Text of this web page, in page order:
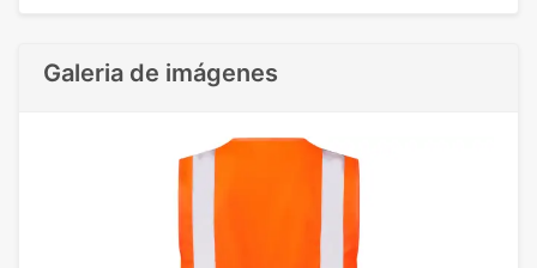
Galeria de imágenes